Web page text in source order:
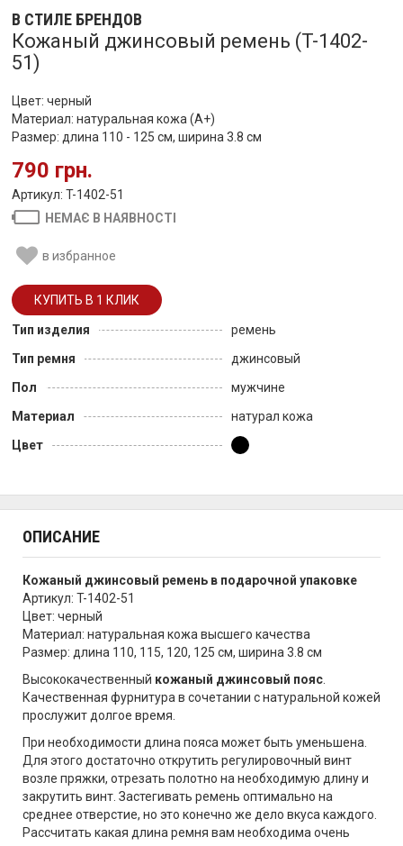
В СТИЛЕ БРЕНДОВ
Кожаный джинсовый ремень (T-1402-
51)
Цвет: черный
Материал: натуральная кожа (А+)
Размер: длина 110 - 125 см, ширина 3.8 см
790 грн.
Артикул: T-1402-51
НЕМАЄ В НАЯВНОСТІ
в избранное
Тип изделия
ремень
Тип ремня
джинсовый
Пол
мужчине
Материал
натурал кожа
Цвет
ОПИСАНИЕ
Кожаный джинсовый ремень в подарочной упаковке
Артикул: T-1402-51
Цвет: черный
Материал: натуральная кожа высшего качества
Размер: длина 110, 115, 120, 125 см, ширина 3.8 см
Высококачественный кожаный джинсовый пояс
Качественная фурнитура в сочетании с натуральной кожей
прослужит долгое время.
При необходимости длина пояса может быть уменьшена.
Для этого достаточно открутить регулировочный винт
возле пряжки, отрезать полотно на необходимую длину и
закрутить винт. Застегивать ремень оптимально на
среднее отверстие, но это конечно же дело вкуса каждого.
Рассчитать какая длина ремня вам необходима очень